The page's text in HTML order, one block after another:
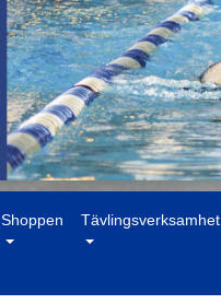
Shoppen Tävlingsverksamhet